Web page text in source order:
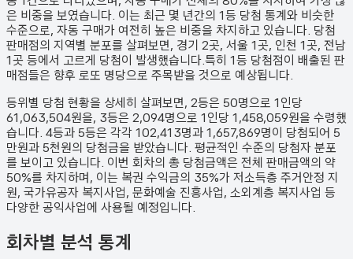
은 비중을 보였습니다. 이는 최근 몇 년간의 1등 당첨 통계와 비슷한
수준으로, 자동 구매가 여전히 높은 비중을 차지하고 있습니다. 당첨
판매점의 지역별 분포를 살펴보면, 경기 2곳, 서울 1곳, 인천 1곳, 전남
1곳 등에서 고르게 당첨이 발생했습니다. 특히 1등 당첨점이 배출된 판
매점들은 향후 로또 명당으로 주목받을 것으로 예상됩니다.
등위별 당첨 현황을 상세히 살펴보면, 2등은 50명으로 1인당
61,063,504원을, 3등은 2,094명으로 1인당 1,458,059원을 수령했
습니다. 4등과 5등은 각각 102,413명과 1,657,869명이 당첨되어 5
만원과 5천원의 당첨금을 받았습니다. 평균적인 수준의 당첨자 분포
를 보이고 있습니다. 이번 회차의 총 당첨금액은 전체 판매금액의 약
50%를 차지하며, 이는 복권 수익금의 35%가 저소득층 주거안정 지
원, 국가유공자 복지사업, 문화예술 진흥사업, 소외계층 복지사업 등
다양한 공익사업에 사용될 예정입니다.
회차별 분석 통계